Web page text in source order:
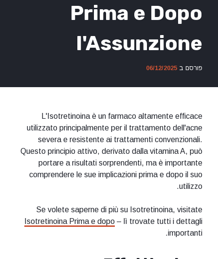
Prima e Dopo
l'Assunzione
פורסם ב 06/12/2025
L'Isotretinoina è un farmaco altamente efficace
utilizzato principalmente per il trattamento dell'acne
severa e resistente ai trattamenti convenzionali.
Questo principio attivo, derivato dalla vitamina A, può
portare a risultati sorprendenti, ma è importante
comprendere le sue implicazioni prima e dopo il suo
utilizzo.
Se volete saperne di più su Isotretinoina, visitate
Isotretinoina Prima e dopo – lì trovate tutti i dettagli
importanti.